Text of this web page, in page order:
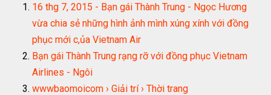
16 thg 7, 2015 - Bạn gái Thành Trung - Ngọc Hương
vừa chia sẻ những hình ảnh mình xúng xính với đồng
phục mới c,ủa Vietnam Air
Bạn gái Thành Trung rạng rỡ với đồng phục Vietnam
Airlines - Ngôi
wwwbaomoicom › Giải trí › Thời trang